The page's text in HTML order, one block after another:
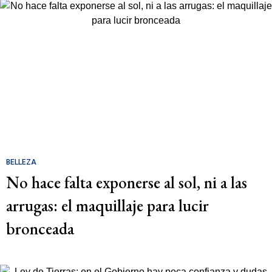
BELLEZA
No hace falta exponerse al sol, ni a las
arrugas: el maquillaje para lucir
bronceada